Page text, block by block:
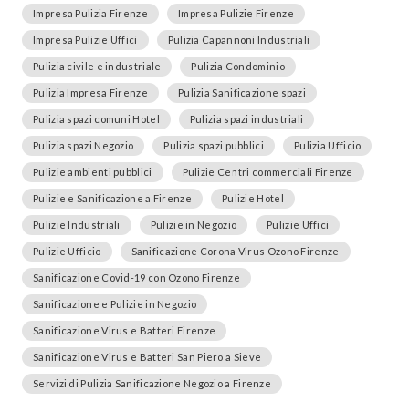
Impresa Pulizia Firenze Impresa Pulizie Firenze
Impresa Pulizie Uffici Pulizia Capannoni Industriali
Pulizia civile e industriale Pulizia Condominio
Pulizia Impresa Firenze Pulizia Sanificazione spazi
Pulizia spazi comuni Hotel Pulizia spazi industriali
Pulizia spazi Negozio Pulizia spazi pubblici Pulizia Ufficio
Pulizie ambienti pubblici Pulizie Centri commerciali Firenze
Pulizie e Sanificazione a Firenze Pulizie Hotel
Pulizie Industriali Pulizie in Negozio Pulizie Uffici
Pulizie Ufficio Sanificazione Corona Virus Ozono Firenze
Sanificazione Covid-19 con Ozono Firenze
Sanificazione e Pulizie in Negozio
Sanificazione Virus e Batteri Firenze
Sanificazione Virus e Batteri San Piero a Sieve
Servizi di Pulizia Sanificazione Negozio a Firenze